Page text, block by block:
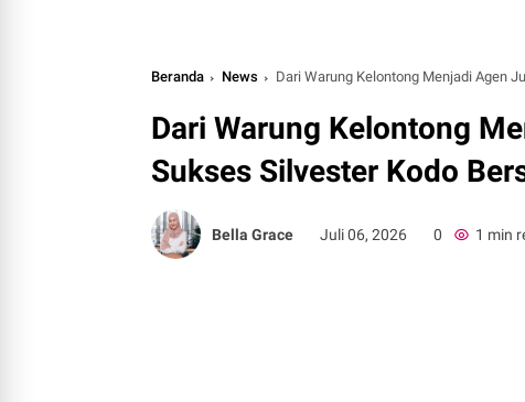
Beranda News Dari Warung Kelontong Menjadi Agen
Dari Warung Kelontong
Sukses Silvester Kodo
Bella Grace Juli 06, 2026 0 1 min